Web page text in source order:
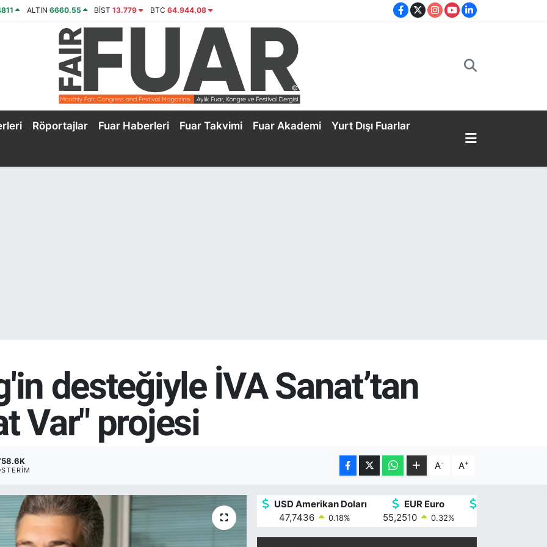
ALTIN 6660.55 BİST13.779 BTC 64.944,08
Röportajlar Fuar Haberleri Fuar Takvimi Fuar Akademi Yurt Dışı Fuarlar
desteğiyle İVA Sanat’tan
Var" projesi
A- A+
USD Amerikan Doları
47,7436
0.18%
EUR Euro
55,2510
0.32%